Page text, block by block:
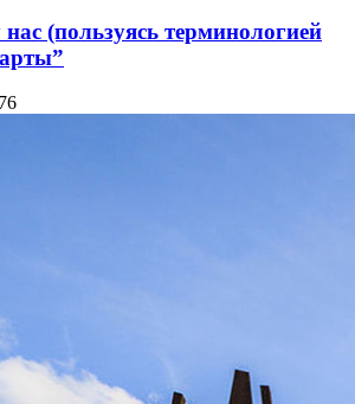
(пользуясь терминологией